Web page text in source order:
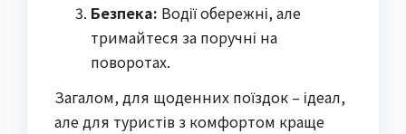
Безпека: Водії обережні, але
тримайтеся за поручні на
поворотах.
Загалом, для щоденних поїздок – ідеал,
але для туристів з комфортом краще